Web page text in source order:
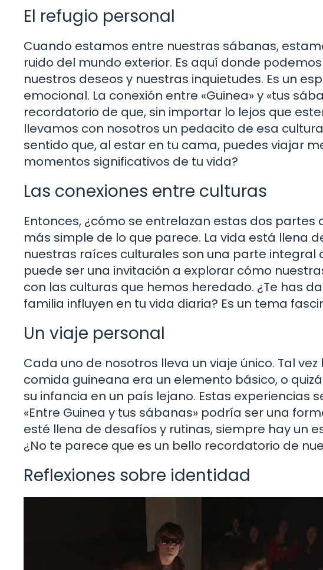
El refugio personal
Cuando estamos entre nuestras sábanas,
ruido del mundo exterior. Es aquí donde
nuestros deseos y nuestras inquietudes. Es un
emocional. La conexión entre «Guinea» y «tus
recordatorio de que, sin importar lo lejos que
llevamos con nosotros un pedacito de esa
sentido que, al estar en tu cama, puedes viajar
momentos significativos de tu vida?
Las conexiones entre culturas
Entonces, ¿cómo se entrelazan estas dos
más simple de lo que parece. La vida está llena
nuestras raíces culturales son una parte integral
puede ser una invitación a explorar cómo
con las culturas que hemos heredado. ¿Te has
familia influyen en tu vida diaria? Es un tema
Un viaje personal
Cada uno de nosotros lleva un viaje único. Tal
comida guineana era un elemento básico, o
su infancia en un país lejano. Estas experiencias
«Entre Guinea y tus sábanas» podría ser una
esté llena de desafíos y rutinas, siempre hay un
¿No te parece que es un bello recordatorio de
Reflexiones sobre identidad